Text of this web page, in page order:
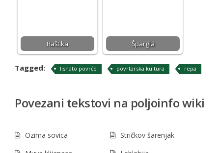
Raštika Špargla
Tagged: lisnato povrće povrtarska kultura repa
Povezani tekstovi na poljoinfo wiki
Ozima sovica
Stričkov šarenjak